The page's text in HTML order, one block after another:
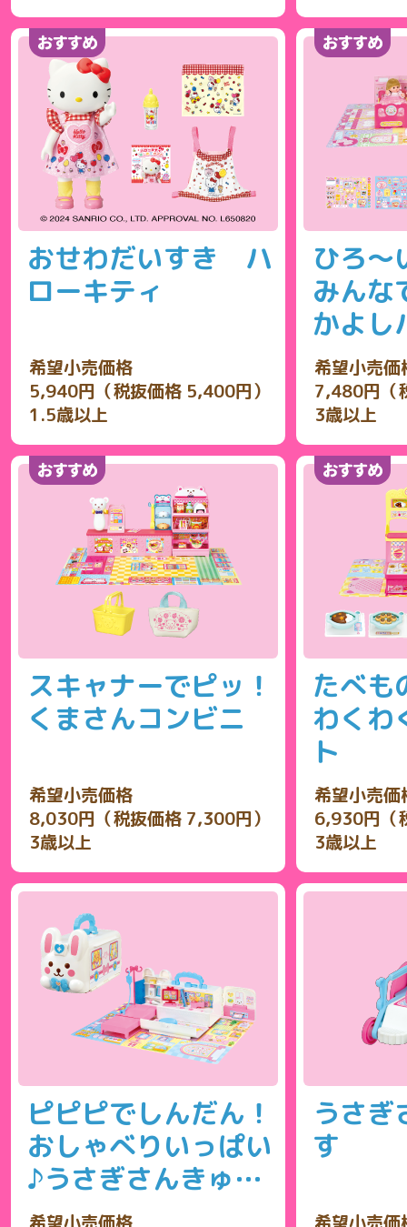
おせわだいすき ハ
ローキティ
希望小売価格
5,940円（税抜価格 5,400円）
1.5歳以上
ひろ～
みんな
かよし
希望小売価
7,480円（
3歳以上
スキャナーでピッ！
くまさんコンビニ
希望小売価格
8,030円（税抜価格 7,300円）
3歳以上
たべも
わくわ
ト
希望小売価
6,930円（
3歳以上
ピピピでしんだん！
おしゃべりいっぱい
♪うさぎさんきゅう
きゅうしゃ
うさぎ
す